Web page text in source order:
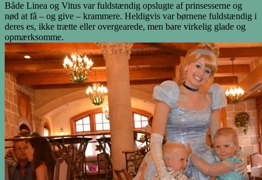
Både Linea og Vitus var fuldstændig opslugte af prinsesserne og
nød at få – og give – krammere. Heldigvis var børnene fuldstændig i
deres es, ikke trætte eller overgearede, men bare virkelig glade og
opmærksomme.